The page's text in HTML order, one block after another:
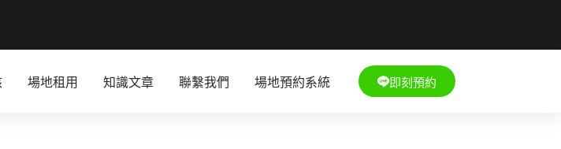
場地租用 知識文章 聯繫我們 場地預約系統 即刻預約